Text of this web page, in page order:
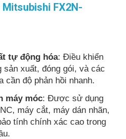
FX2N-
tự động hóa: Điều khiển
sản xuất, đóng gói, và các
cần độ phản hồi nhanh.
máy móc: Được sử dụng
máy cắt, máy dán nhãn,
tính chính xác cao trong